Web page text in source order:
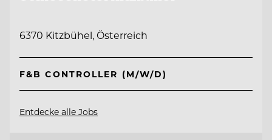
6370 Kitzbühel, Österreich
F&B CONTROLLER (M/W/D)
Entdecke alle Jobs